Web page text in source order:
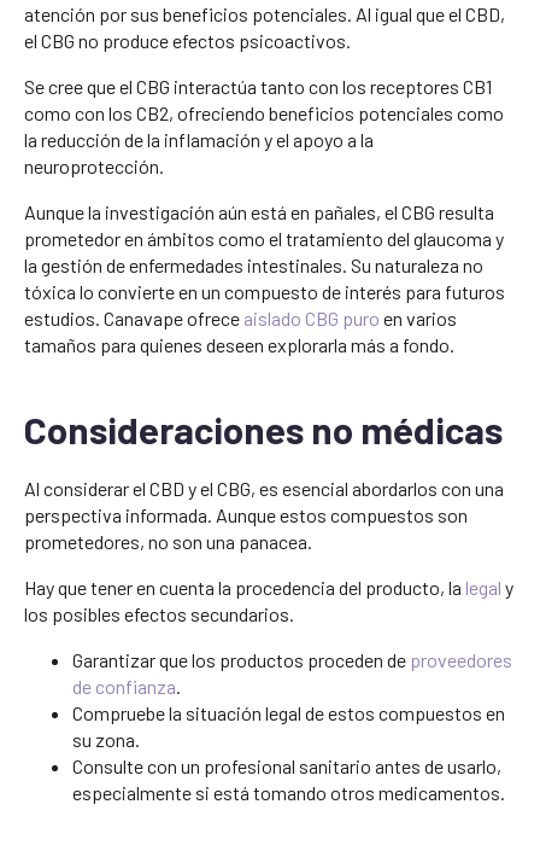
atención por sus beneficios potenciales. Al igual que el CBD,
el CBG no produce efectos psicoactivos.
Se cree que el CBG interactúa tanto con los receptores CB1
como con los CB2, ofreciendo beneficios potenciales como
la reducción de la inflamación y el apoyo a la
neuroprotección.
Aunque la investigación aún está en pañales, el CBG resulta
prometedor en ámbitos como el tratamiento del glaucoma y
la gestión de enfermedades intestinales. Su naturaleza no
tóxica lo convierte en un compuesto de interés para futuros
estudios. Canavape ofrece aislado CBG puro en varios
tamaños para quienes deseen explorarla más a fondo.
Consideraciones no médicas
Al considerar el CBD y el CBG, es esencial abordarlos con una
perspectiva informada. Aunque estos compuestos son
prometedores, no son una panacea.
Hay que tener en cuenta la procedencia del producto, la legal y
los posibles efectos secundarios.
Garantizar que los productos proceden de proveedores
de confianza.
Compruebe la situación legal de estos compuestos en
su zona.
Consulte con un profesional sanitario antes de usarlo,
especialmente si está tomando otros medicamentos.